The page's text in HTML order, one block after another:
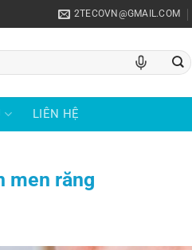
2TECOVN@GMAIL.COM
LIÊN HỆ
men răng